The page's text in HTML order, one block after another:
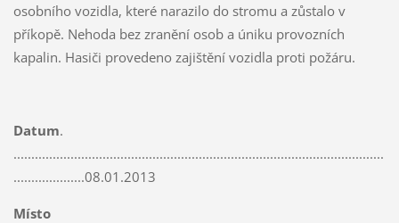
osobního vozidla, které narazilo do stromu a zůstalo v
příkopě. Nehoda bez zranění osob a úniku provozních
kapalin. Hasiči provedeno zajištění vozidla proti požáru.
Datum.
........................................................................................................
....................08.01.2013
Místo